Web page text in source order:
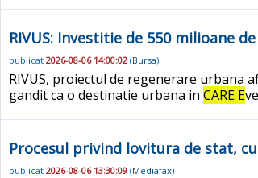
RIVUS: Investitie de 550 milioane
publicat 2026-08-06 14:00:02 (Bursa)
RIVUS, proiectul de regenerare urbana
gandit ca o destinatie urbana in CARE E
Procesul privind lovitura de stat,
publicat 2026-08-06 13:30:09 (Mediafax)